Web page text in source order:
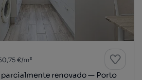
€/m²
renovado — Porto